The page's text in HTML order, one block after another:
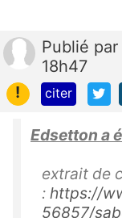
Publié par
18h47
!
citer
Edsetton a
extrait de
: https://
56857/